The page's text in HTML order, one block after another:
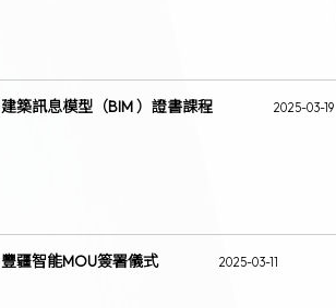
建築訊息模型（BIM ）證書課程 2025-03-19
豐疆智能MOU簽署儀式 2025-03-11